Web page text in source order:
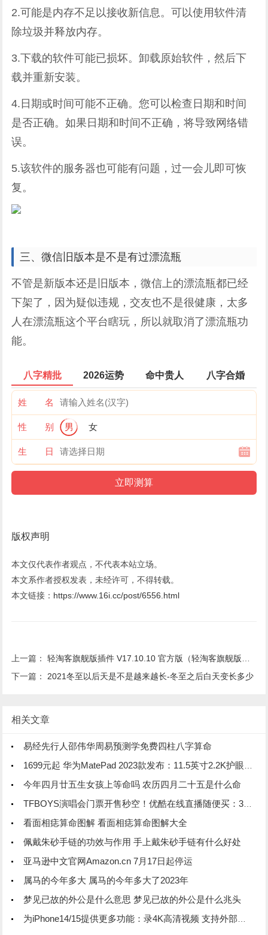
2.可能是内存不足以接收新信息。可以使用软件清
除垃圾并释放内存。
3.下载的软件可能已损坏。卸载原始软件，然后下
载并重新安装。
4.日期或时间可能不正确。您可以检查日期和时间
是否正确。如果日期和时间不正确，将导致网络错
误。
5.该软件的服务器也可能有问题，过一会儿即可恢
复。
三、微信旧版本是不是有过漂流瓶
不管是新版本还是旧版本，微信上的漂流瓶都已经
下架了，因为疑似违规，交友也不是很健康，太多
人在漂流瓶这个平台瞎玩，所以就取消了漂流瓶功
能。
八字精批 2026运势 命中贵人 八字合婚
姓 名
性 别 男 女
生 日
版权声明
本文仅代表作者观点，不代表本站立场。
本文系作者授权发表，未经许可，不得转载。
本文链接： https://www.16i.cc/post/6556.html
上一篇：轻淘客旗舰版插件 V17.10.10 官方版（轻淘客旗舰版插件 V17.10.10 官方版功能简介）
下一篇： 2021冬至以后天是不是越来越长-冬至之后白天变长多少
相关文章
易经先行人邵伟华周易预测学免费四柱八字算命
1699元起 华为MatePad 2023款发布：11.5英寸2.2K护眼柔光屏
今年四月廿五生女孩上等命吗 农历四月二十五是什么命
TFBOYS演唱会门票开售秒空！优酷在线直播随便买：39元起 不用抢
看面相痣算命图解 看面相痣算命图解大全
佩戴朱砂手链的功效与作用 手上戴朱砂手链有什么好处
亚马逊中文官网Amazon.cn 7月17日起停运
属马的今年多大 属马的今年多大了2023年
梦见已故的外公是什么意思 梦见已故的外公是什么兆头
为iPhone14/15提供更多功能：录4K高清视频 支持外部时间码同步